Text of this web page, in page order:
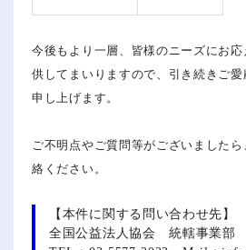
今後もより一層、皆様のニーズにお
供してまいりますので、引き続きご
申し上げます。
ご不明点やご質問等がございました
絡ください。
【本件に関する問い合わせ先】
全国公益法人協会 統轄事業部